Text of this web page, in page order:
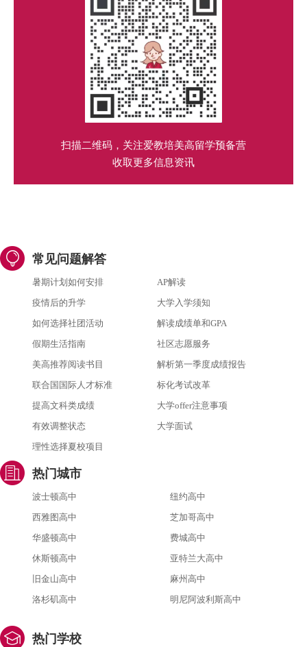
扫描二维码，关注爱教培美高留学预备营
收取更多信息资讯
常见问题解答
暑期计划如何安排
AP解读
疫情后的升学
大学入学须知
如何选择社团活动
解读成绩单和GPA
假期生活指南
社区志愿服务
美高推荐阅读书目
解析第一季度成绩报告
联合国国际人才标准
标化考试改革
提高文科类成绩
大学offer注意事项
有效调整状态
大学面试
理性选择夏校项目
热门城市
波士顿高中
纽约高中
西雅图高中
芝加哥高中
华盛顿高中
费城高中
休斯顿高中
亚特兰大高中
旧金山高中
麻州高中
洛杉矶高中
明尼阿波利斯高中
热门学校